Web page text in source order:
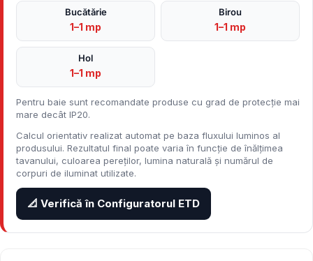
Bucătărie
1–1 mp
Birou
1–1 mp
Hol
1–1 mp
Pentru baie sunt recomandate produse cu grad de protecție mai
mare decât IP20.
Calcul orientativ realizat automat pe baza fluxului luminos al
produsului. Rezultatul final poate varia în funcție de înălțimea
tavanului, culoarea pereților, lumina naturală și numărul de
corpuri de iluminat utilizate.
📐 Verifică în Configuratorul ETD